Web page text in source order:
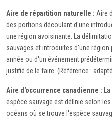
Aire de répartition naturelle : Aire
des portions découlant d'une
une région avoisinante. La
sauvages et introduites d'une
année ou d'un événement
justifié de le faire. (Référence :
Aire d'occurrence canadienne :
espèce sauvage est définie selon
océans où se trouve l'espèce